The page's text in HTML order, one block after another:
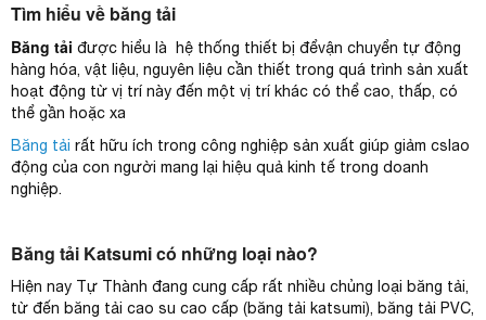
Tìm hiểu về băng tải
Băng tải được hiểu là hệ thống thiết bị đểvận chuyển tự động
hàng hóa, vật liệu, nguyên liệu cần thiết trong quá trình sản xuất
hoạt động từ vị trí này đến một vị trí khác có thể cao, thấp, có
thể gần hoặc xa
Băng tải rất hữu ích trong công nghiệp sản xuất giúp giảm cslao
động của con người mang lại hiệu quả kinh tế trong doanh
nghiệp.
Băng tải Katsumi có những loại nào?
Hiện nay Tự Thành đang cung cấp rất nhiều chủng loại băng tải,
từ đến băng tải cao su cao cấp (băng tải katsumi), băng tải PVC,